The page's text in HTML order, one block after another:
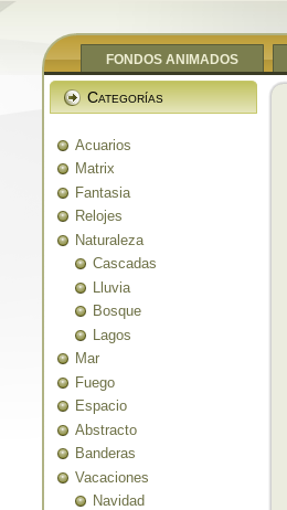
FONDOS ANIMADOS
Categorías
Acuarios
Matrix
Fantasia
Relojes
Naturaleza
Cascadas
Lluvia
Bosque
Lagos
Mar
Fuego
Espacio
Abstracto
Banderas
Vacaciones
Navidad